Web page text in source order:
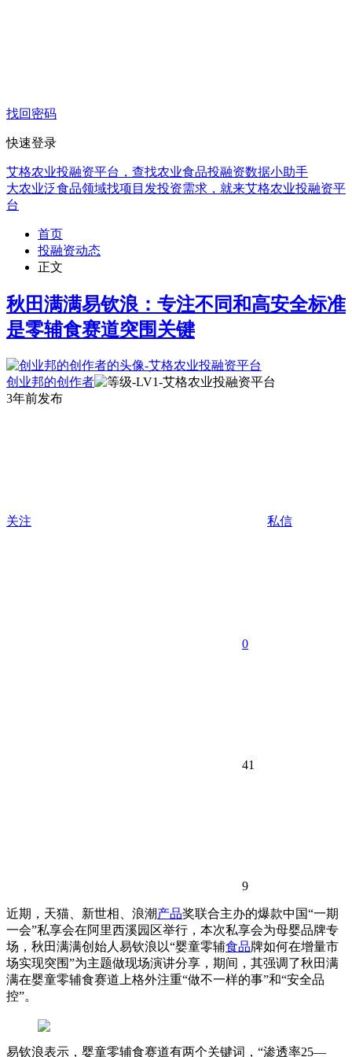
找回密码
快速登录
艾格农业投融资平台，查找农业食品投融资数据小助手
大农业泛食品领域找项目发投资需求，就来艾格农业投融资平
台
首页
投融资动态
正文
秋田满满易钦浪：专注不同和高安全标准
是零辅食赛道突围关键
创业邦的创作者
3年前发布
关注 私信
0
41
9
近期，天猫、新世相、浪潮产品奖联合主办的爆款中国“一期
一会”私享会在阿里西溪园区举行，本次私享会为母婴品牌专
场，秋田满满创始人易钦浪以“婴童零辅食品牌如何在增量市
场实现突围”为主题做现场演讲分享，期间，其强调了秋田满
满在婴童零辅食赛道上格外注重“做不一样的事”和“安全品
控”。
易钦浪表示，婴童零辅食赛道有两个关键词，“渗透率25—